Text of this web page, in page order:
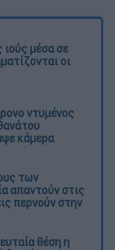
ιούς μέσα σε
οι
ντυμένος
κάμερα
των
απαντούν στις
περνούν στην
θέση η